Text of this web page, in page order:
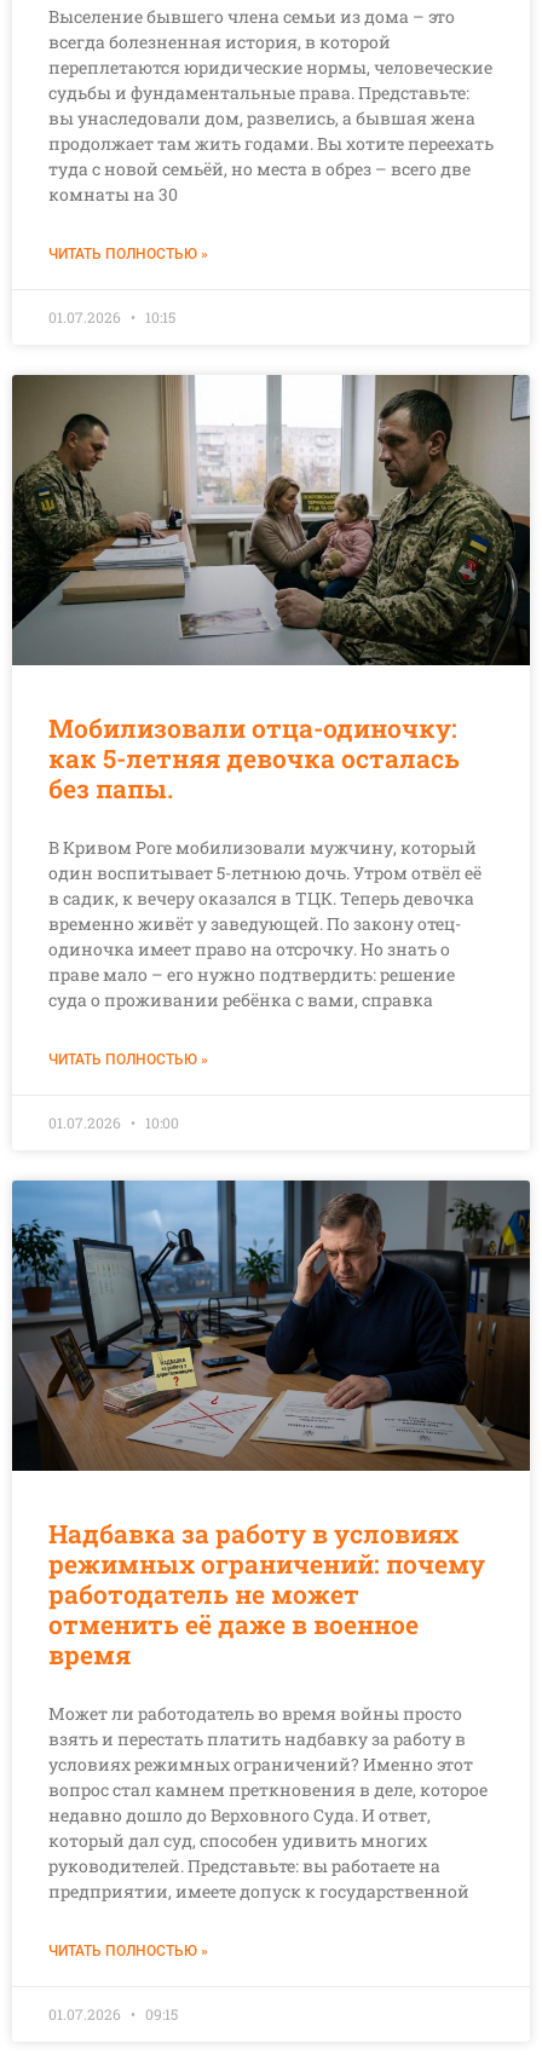
Выселение бывшего члена семьи из дома – это
всегда болезненная история, в которой
переплетаются юридические нормы, человеческие
судьбы и фундаментальные права. Представьте:
вы унаследовали дом, развелись, а бывшая жена
продолжает там жить годами. Вы хотите переехать
туда с новой семьёй, но места в обрез – всего две
комнаты на 30
ЧИТАТЬ ПОЛНОСТЬЮ »
01.07.2026 10:15
Мобилизовали отца-одиночку:
как 5-летняя девочка осталась
без папы.
В Кривом Роге мобилизовали мужчину, который
один воспитывает 5-летнюю дочь. Утром отвёл её
в садик, к вечеру оказался в ТЦК. Теперь девочка
временно живёт у заведующей. По закону отец-
одиночка имеет право на отсрочку. Но знать о
праве мало – его нужно подтвердить: решение
суда о проживании ребёнка с вами, справка
ЧИТАТЬ ПОЛНОСТЬЮ »
01.07.2026 10:00
Надбавка за работу в условиях
режимных ограничений: почему
работодатель не может
отменить её даже в военное
время
Может ли работодатель во время войны просто
взять и перестать платить надбавку за работу в
условиях режимных ограничений? Именно этот
вопрос стал камнем преткновения в деле, которое
недавно дошло до Верховного Суда. И ответ,
который дал суд, способен удивить многих
руководителей. Представьте: вы работаете на
предприятии, имеете допуск к государственной
ЧИТАТЬ ПОЛНОСТЬЮ »
01.07.2026 09:15